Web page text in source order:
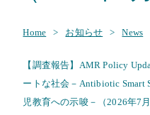
Home > お知らせ > News
【調査報告】AMR Policy
ートな社会－Antibiotic Smart
児教育への示唆－（2026年7月